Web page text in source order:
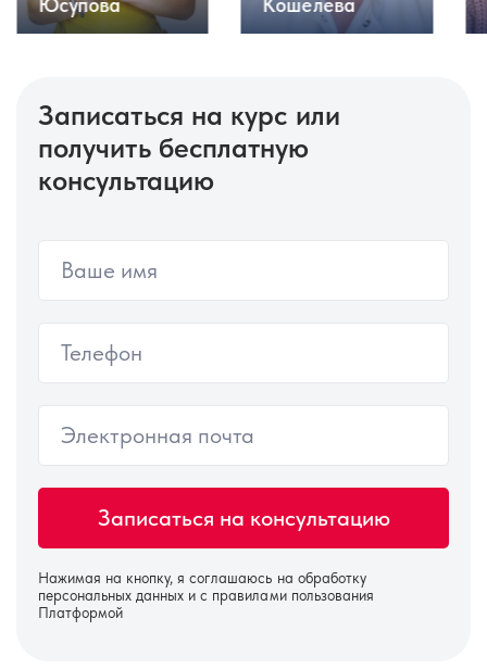
Юсупова Кошелева
Записаться на курс или
получить бесплатную
консультацию
Нажимая на кнопку, я соглашаюсь на обработку
персональных данных и с правилами пользования
Платформой